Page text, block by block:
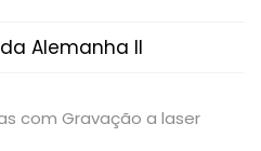
Alemanha II
com Gravação a laser